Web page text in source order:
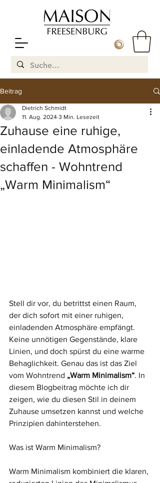
Beitrag
Zuhause eine ruhige,
einladende Atmosphäre
schaffen - Wohntrend
„Warm Minimalism“
Dietrich Schmidt
11. Aug. 2024 3 Min. Lesezeit
Stell dir vor, du betrittst einen Raum,
der dich sofort mit einer ruhigen,
einladenden Atmosphäre empfängt.
Keine unnötigen Gegenstände, klare
Linien, und doch spürst du eine warme
Behaglichkeit. Genau das ist das Ziel
vom Wohntrend „Warm Minimalism“. In
diesem Blogbeitrag möchte ich dir
zeigen, wie du diesen Stil in deinem
Zuhause umsetzen kannst und welche
Prinzipien dahinterstehen.
Was ist Warm Minimalism?
Warm Minimalism kombiniert die klaren,